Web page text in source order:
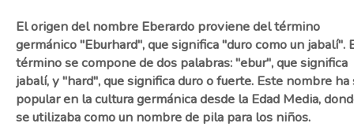
El origen del nombre Eberardo proviene del término
germánico "Eburhard", que significa "duro como un jabalí".
término se compone de dos palabras: "ebur", que significa
jabalí, y "hard", que significa duro o fuerte. Este nombre ha
popular en la cultura germánica desde la Edad Media,
se utilizaba como un nombre de pila para los niños.